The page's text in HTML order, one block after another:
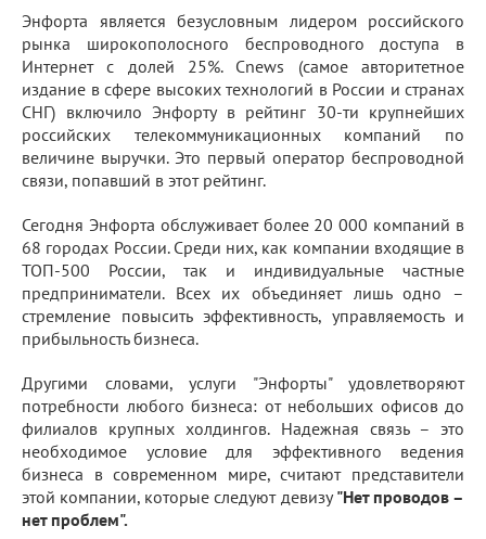
Энфорта является безусловным лидером российского
рынка широкополосного беспроводного доступа в
Интернет с долей 25%. Cnews (самое авторитетное
издание в сфере высоких технологий в России и странах
СНГ) включило Энфорту в рейтинг 30-ти крупнейших
российских телекоммуникационных компаний по
величине выручки. Это первый оператор беспроводной
связи, попавший в этот рейтинг.
Сегодня Энфорта обслуживает более 20 000 компаний в
68 городах России. Среди них, как компании входящие в
ТОП-500 России, так и индивидуальные частные
предприниматели. Всех их объединяет лишь одно –
стремление повысить эффективность, управляемость и
прибыльность бизнеса.
Другими словами, услуги "Энфорты" удовлетворяют
потребности любого бизнеса: от небольших офисов до
филиалов крупных холдингов. Надежная связь – это
необходимое условие для эффективного ведения
бизнеса в современном мире, считают представители
этой компании, которые следуют девизу"Нет проводов –
нет проблем".